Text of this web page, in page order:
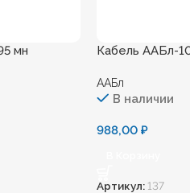
мн Кабель ААБл-
ААБл
В наличии
988,00₽
Артикул: 137